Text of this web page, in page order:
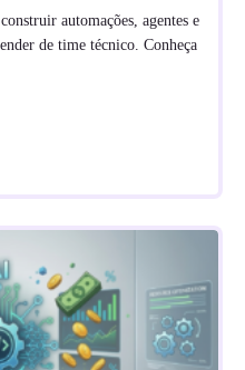
automações, agentes e
de time técnico. Conheça